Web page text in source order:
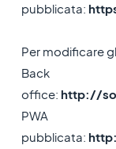
pubblicata:
Per modificare
Back
office: http://
PWA
pubblicata: